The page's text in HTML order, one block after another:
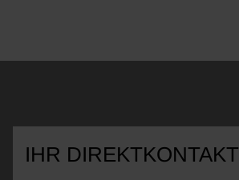
IHR DIREKTKONTAKT